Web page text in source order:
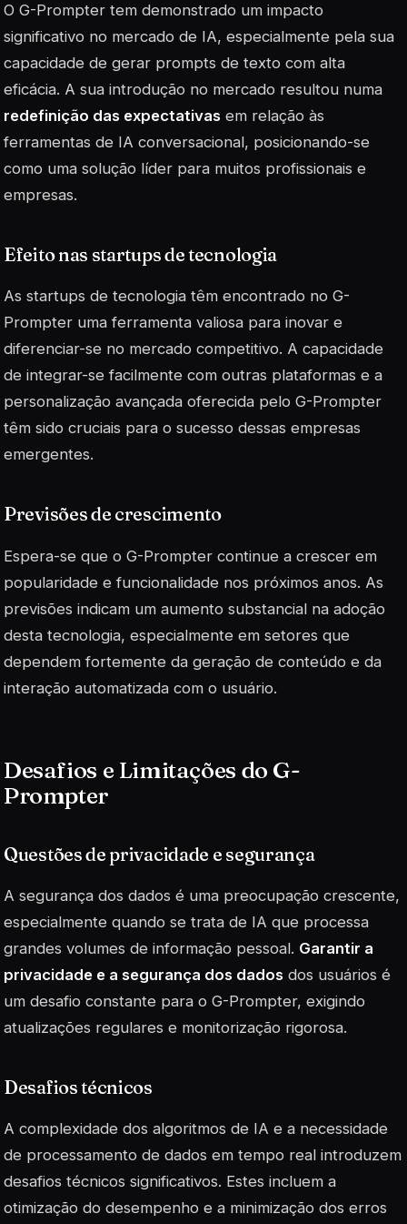
O G-Prompter tem demonstrado um impacto
significativo no mercado de IA, especialmente pela sua
capacidade de gerar prompts de texto com alta
eficácia. A sua introdução no mercado resultou numa
redefinição das expectativas em relação às
ferramentas de IA conversacional, posicionando-se
como uma solução líder para muitos profissionais e
empresas.
Efeito nas startups de tecnologia
As startups de tecnologia têm encontrado no G-
Prompter uma ferramenta valiosa para inovar e
diferenciar-se no mercado competitivo. A capacidade
de integrar-se facilmente com outras plataformas e a
personalização avançada oferecida pelo G-Prompter
têm sido cruciais para o sucesso dessas empresas
emergentes.
Previsões de crescimento
Espera-se que o G-Prompter continue a crescer em
popularidade e funcionalidade nos próximos anos. As
previsões indicam um aumento substancial na adoção
desta tecnologia, especialmente em setores que
dependem fortemente da geração de conteúdo e da
interação automatizada com o usuário.
Desafios e Limitações do G-
Prompter
Questões de privacidade e segurança
A segurança dos dados é uma preocupação crescente,
especialmente quando se trata de IA que processa
grandes volumes de informação pessoal. Garantir a
privacidade e a segurança dos dados dos usuários é
um desafio constante para o G-Prompter, exigindo
atualizações regulares e monitorização rigorosa.
Desafios técnicos
A complexidade dos algoritmos de IA e a necessidade
de processamento de dados em tempo real introduzem
desafios técnicos significativos. Estes incluem a
otimização do desempenho e a minimização dos erros